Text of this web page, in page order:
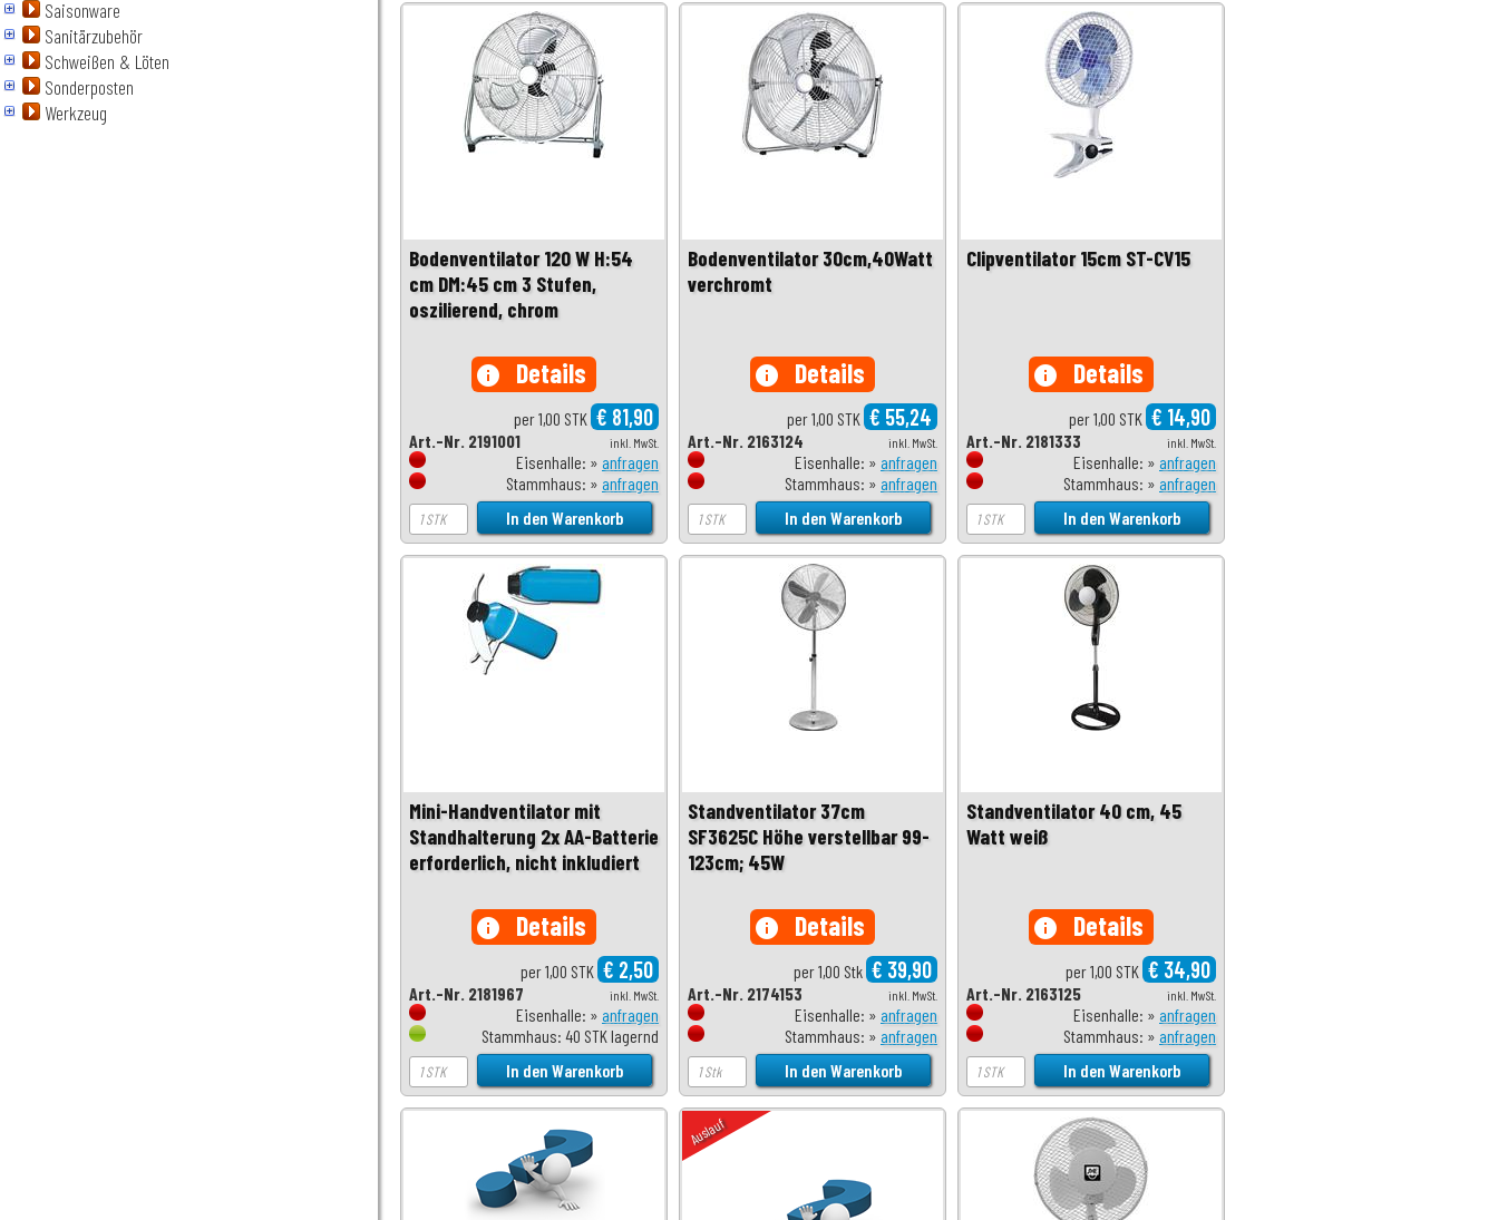
Saisonware
Sanitärzubehör
Schweißen & Löten
Sonderposten
Werkzeug
Bodenventilator 120 W H:54
cm DM:45 cm 3 Stufen,
oszilierend, chrom
info Details
per 1,00 STK € 81,90
inkl. MwSt.
Art.-Nr. 2191001
Eisenhalle: » anfragen
Stammhaus: » anfragen
Bodenventilator 30cm,40Watt
verchromt
info Details
per 1,00 STK € 55,24
inkl. MwSt.
Art.-Nr. 2163124
Eisenhalle: » anfragen
Stammhaus: » anfragen
Clipventilator 15cm ST-CV15
info Details
per 1,00 STK € 14,90
inkl. MwSt.
Art.-Nr. 2181333
Eisenhalle: » anfragen
Stammhaus: » anfragen
Mini-Handventilator mit
Standhalterung 2x AA-Batterie
erforderlich, nicht inkludiert
info Details
per 1,00 STK € 2,50
inkl. MwSt.
Art.-Nr. 2181967
Eisenhalle: » anfragen
Stammhaus: 40 STK lagernd
Standventilator 37cm
SF3625C Höhe verstellbar 99-
123cm; 45W
info Details
per 1,00 Stk € 39,90
inkl. MwSt.
Art.-Nr. 2174153
Eisenhalle: » anfragen
Stammhaus: » anfragen
Standventilator 40 cm, 45
Watt weiß
info Details
per 1,00 STK € 34,90
inkl. MwSt.
Art.-Nr. 2163125
Eisenhalle: » anfragen
Stammhaus: » anfragen
Auslauf